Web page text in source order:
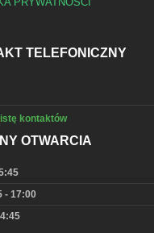
PRYWATNOŚCI
TELEFONICZNY
kontaktów
OTWARCIA
- 17:00